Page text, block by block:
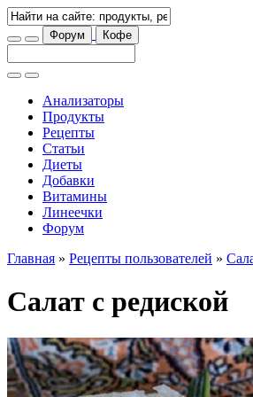
Форум Кофе
Анализаторы
Продукты
Рецепты
Статьи
Диеты
Добавки
Витамины
Линеечки
Форум
Главная » Рецепты пользователей »
Салат с редиской